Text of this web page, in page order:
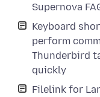
Supernova
Keyboard
perform
Thunderbird
quickly
Filelink for